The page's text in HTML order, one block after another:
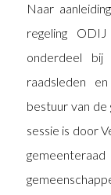
Naar
regeling
onderdeel
raadsleden
bestuur van de
sessie is door